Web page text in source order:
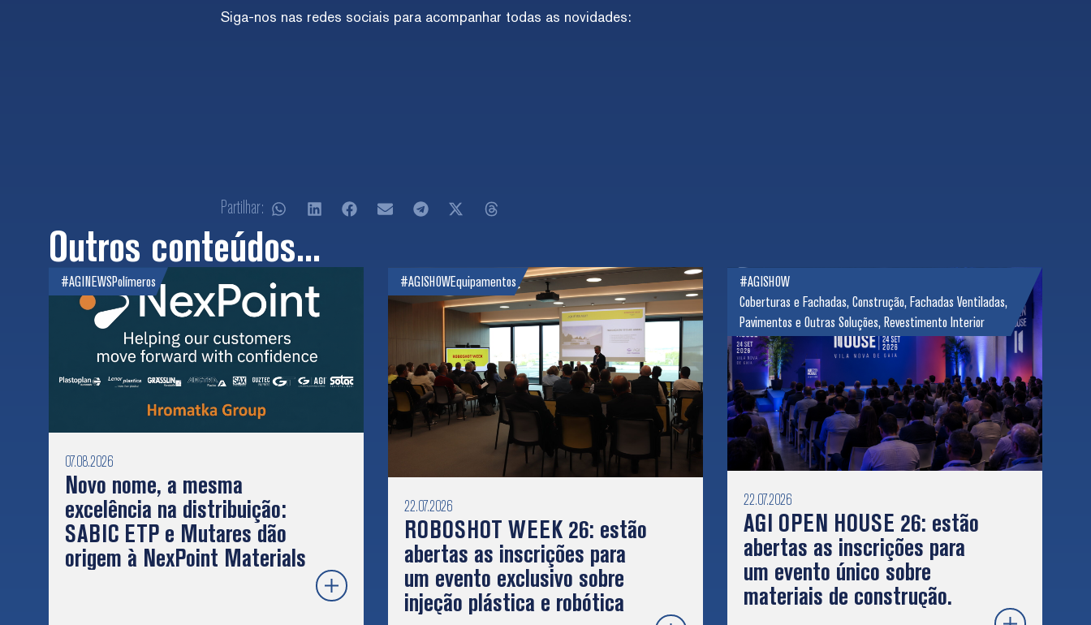
Siga-nos nas redes sociais para acompanhar todas as novidades:
Partilhar:
Outros conteúdos...
#AGINEWSPolímeros
07.08.2026
Novo nome, a mesma
excelência na distribuição:
SABIC ETP e Mutares dão
origem à NexPoint Materials
#AGISHOWEquipamentos
22.07.2026
ROBOSHOT WEEK 26: estão
abertas as inscrições para
um evento exclusivo sobre
injeção plástica e robótica
#AGISHOW
Coberturas e Fachadas,Construção,Fachadas Ventiladas,
Pavimentos e Outras Soluções,Revestimento Interior
22.07.2026
AGI OPEN HOUSE 26: estão
abertas as inscrições para
um evento único sobre
materiais de construção.